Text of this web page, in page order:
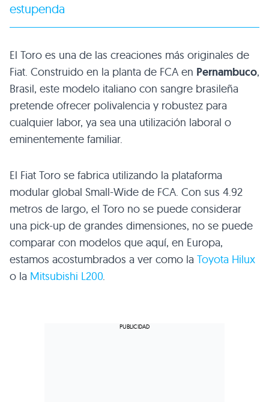
estupenda
El Toro es una de las creaciones más originales de
Fiat. Construido en la planta de FCA en Pernambuco,
Brasil, este modelo italiano con sangre brasileña
pretende ofrecer polivalencia y robustez para
cualquier labor, ya sea una utilización laboral o
eminentemente familiar.
El Fiat Toro se fabrica utilizando la plataforma
modular global Small-Wide de FCA. Con sus 4.92
metros de largo, el Toro no se puede considerar
una pick-up de grandes dimensiones, no se puede
comparar con modelos que aquí, en Europa,
estamos acostumbrados a ver como la Toyota Hilux
o la Mitsubishi L200